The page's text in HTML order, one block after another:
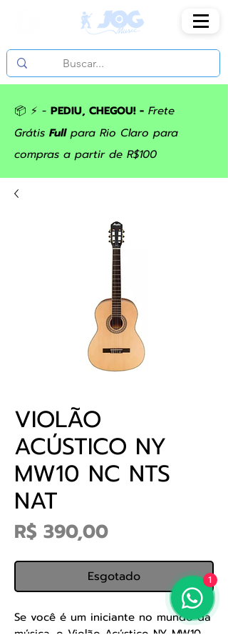
📦 ⚡ - PEDIU, CHEGOU! - Frete
Grátis Fullpara Rio Claro para
compras a partir de R$100
VIOLÃO
ACÚSTICO NY
MW10 NC NTS
NAT
R$ 390,00Preço
Esgotado
Se você é um iniciante no mundo da
música, o Violão Acústico NY MW10
1